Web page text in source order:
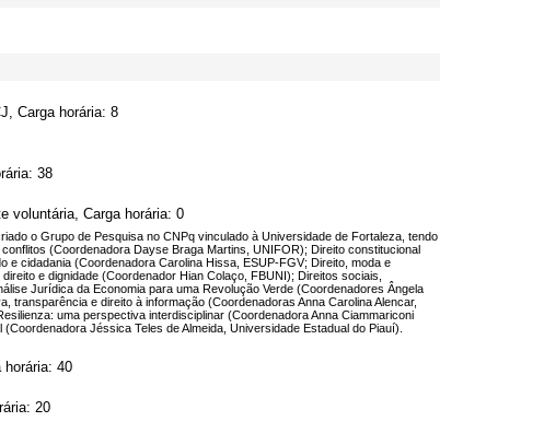
Carga horária: 8
38
voluntária, Carga horária: 0
o Grupo de Pesquisa no CNPq vinculado à Universidade de Fortaleza, tendo
(Coordenadora Dayse Braga Martins, UNIFOR); Direito constitucional
cidadania (Coordenadora Carolina Hissa, ESUP-FGV; Direito, moda e
e dignidade (Coordenador Hian Colaço, FBUNI); Direitos sociais,
Jurídica da Economia para uma Revolução Verde (Coordenadores Ângela
e direito à informação (Coordenadoras Anna Carolina Alencar,
uma perspectiva interdisciplinar (Coordenadora Anna Ciammariconi
Jéssica Teles de Almeida, Universidade Estadual do Piauí).
40
20